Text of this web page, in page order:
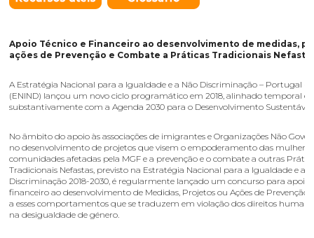
Apoio Técnico e Financeiro ao desenvolvimento de medidas,
ações de Prevenção e Combate a Práticas Tradicionais
A Estratégia Nacional para a Igualdade e a Não Discriminação – Portugal +
(ENIND) lançou um novo ciclo programático em 2018, alinhado temporal e
substantivamente com a Agenda 2030 para o Desenvolvimento Sustentável.
No âmbito do apoio às associações de imigrantes e Organizações Não
no desenvolvimento de projetos que visem o empoderamento das
comunidades afetadas pela MGF e a prevenção e o combate a outras
Tradicionais Nefastas, previsto na Estratégia Nacional para a Igualdade e a
Discriminação 2018-2030, é regularmente lançado um concurso para apoio
financeiro ao desenvolvimento de Medidas, Projetos ou Ações de Prevenção
a esses comportamentos que se traduzem em violação dos direitos
na desigualdade de género.